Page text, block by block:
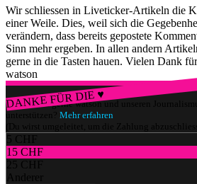
Wir schliessen in Liveticker-Artikeln die
einer Weile. Dies, weil sich die
verändern, dass bereits gepostete
Sinn mehr ergeben. In allen andern
gerne in die Tasten hauen. Vielen Dank
watson
DANKE FÜR DIE ♥
Würdest du gerne watson und unseren
unterstützen? Mehr erfahren
(Du wirst umgeleitet, um die Zahlung
5 CHF
15 CHF
25 CHF
Anderer